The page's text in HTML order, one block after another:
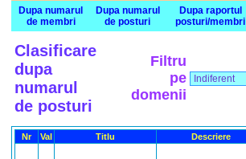
Dupa numarul
de membri
Dupa numarul
de posturi
Dupa raportul
posturi/membri
Clasificare
dupa
numarul
de posturi
Filtru
pe
domenii
Nr Val Titlu Descriere